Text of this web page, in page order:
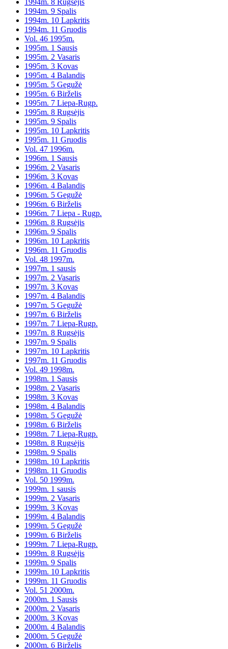
1994m. 8 Rugsėjis
1994m. 9 Spalis
1994m. 10 Lapkritis
1994m. 11 Gruodis
Vol. 46 1995m.
1995m. 1 Sausis
1995m. 2 Vasaris
1995m. 3 Kovas
1995m. 4 Balandis
1995m. 5 Gegužė
1995m. 6 Birželis
1995m. 7 Liepa-Rugp.
1995m. 8 Rugsėjis
1995m. 9 Spalis
1995m. 10 Lapkritis
1995m. 11 Gruodis
Vol. 47 1996m.
1996m. 1 Sausis
1996m. 2 Vasaris
1996m. 3 Kovas
1996m. 4 Balandis
1996m. 5 Gegužė
1996m. 6 Birželis
1996m. 7 Liepa - Rugp.
1996m. 8 Rugsėjis
1996m. 9 Spalis
1996m. 10 Lapkritis
1996m. 11 Gruodis
Vol. 48 1997m.
1997m. 1 sausis
1997m. 2 Vasaris
1997m. 3 Kovas
1997m. 4 Balandis
1997m. 5 Gegužė
1997m. 6 Birželis
1997m. 7 Liepa-Rugp.
1997m. 8 Rugsėjis
1997m. 9 Spalis
1997m. 10 Lapkritis
1997m. 11 Gruodis
Vol. 49 1998m.
1998m. 1 Sausis
1998m. 2 Vasaris
1998m. 3 Kovas
1998m. 4 Balandis
1998m. 5 Gegužė
1998m. 6 Birželis
1998m. 7 Liepa-Rugp.
1998m. 8 Rugsėjis
1998m. 9 Spalis
1998m. 10 Lapkritis
1998m. 11 Gruodis
Vol. 50 1999m.
1999m. 1 sausis
1999m. 2 Vasaris
1999m. 3 Kovas
1999m. 4 Balandis
1999m. 5 Gegužė
1999m. 6 Birželis
1999m. 7 Liepa-Rugp.
1999m. 8 Rugsėjis
1999m. 9 Spalis
1999m. 10 Lapkritis
1999m. 11 Gruodis
Vol. 51 2000m.
2000m. 1 Sausis
2000m. 2 Vasaris
2000m. 3 Kovas
2000m. 4 Balandis
2000m. 5 Gegužė
2000m. 6 Birželis